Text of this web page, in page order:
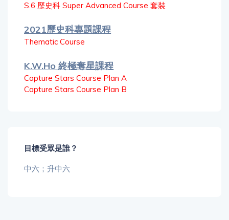
S.6 歷史科 Super Advanced Course 套裝
2021歷史科專題課程
Thematic Course
K.W.Ho 終極奪星課程
Capture Stars Course Plan A
Capture Stars Course Plan B
目標受眾是誰？
中六；升中六